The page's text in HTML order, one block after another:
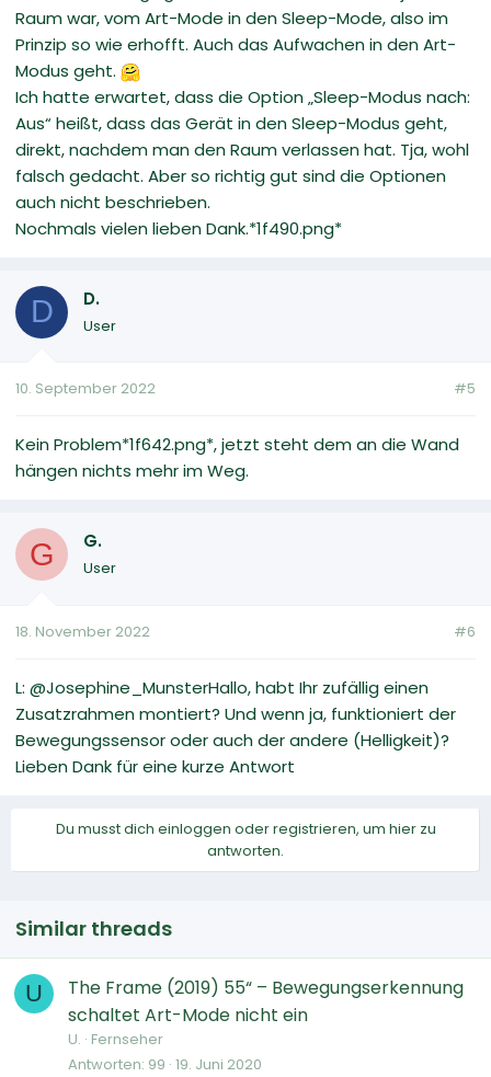
Raum war, vom Art-Mode in den Sleep-Mode, also im
Prinzip so wie erhofft. Auch das Aufwachen in den Art-
Modus geht.
Ich hatte erwartet, dass die Option „Sleep-Modus nach:
Aus“ heißt, dass das Gerät in den Sleep-Modus geht,
direkt, nachdem man den Raum verlassen hat. Tja, wohl
falsch gedacht. Aber so richtig gut sind die Optionen
auch nicht beschrieben.
Nochmals vielen lieben Dank.*1f490.png*
D D.
User
10. September 2022 #5
Kein Problem*1f642.png*, jetzt steht dem an die Wand
hängen nichts mehr im Weg.
G G.
User
18. November 2022 #6
L: @Josephine_MunsterHallo, habt Ihr zufällig einen
Zusatzrahmen montiert? Und wenn ja, funktioniert der
Bewegungssensor oder auch der andere (Helligkeit)?
Lieben Dank für eine kurze Antwort
Du musst dich einloggen oder registrieren, um hier zu
antworten.
Similar threads
U
The Frame (2019) 55“ – Bewegungserkennung
schaltet Art-Mode nicht ein
U. Fernseher
Antworten 99 19. Juni 2020